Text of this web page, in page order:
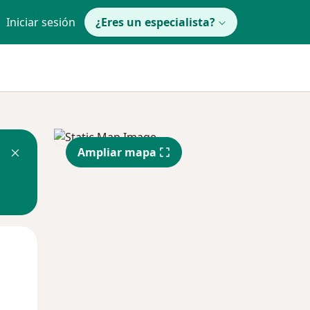
Iniciar sesión ¿Eres un especialista?
Ampliar mapa